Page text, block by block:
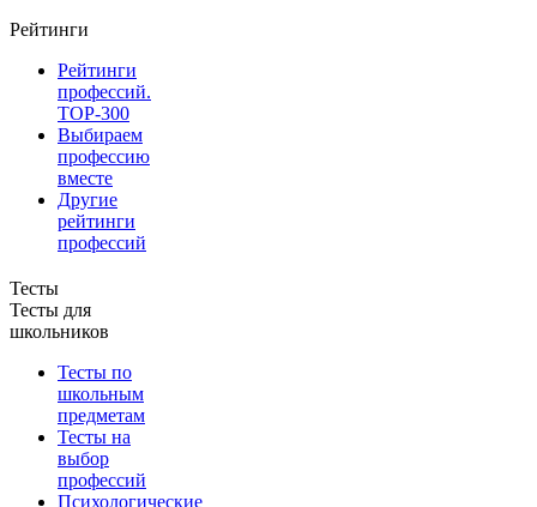
Рейтинги
Рейтинги
профессий.
TOP-300
Выбираем
профессию
вместе
Другие
рейтинги
профессий
Тесты
Тесты для
школьников
Тесты по
школьным
предметам
Тесты на
выбор
профессий
Психологические